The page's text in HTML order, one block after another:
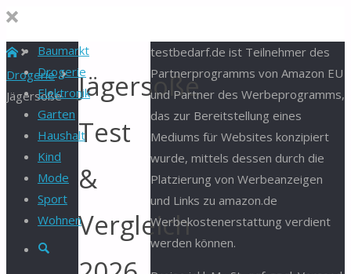
Baumarkt
Drogerie
Elektronik
Garten
Haushalt
Kind
Mode
Sport
Wohnen
Suche
Start
Drogerie
Jägersoße
Jägersoße
Test
&
Vergleich
testbedarf.de ist Teilnehmer des
Partnerprogramms von Amazon EU
und Partner des Werbeprogramms,
das zur Bereitstellung eines
Mediums für Websites konzipiert
wurde, mittels dessen durch die
Platzierung von Werbeanzeigen
und Links zu amazon.de
Werbekostenerstattung verdient
werden können.